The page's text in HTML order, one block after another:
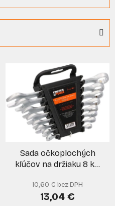
Sada očkoplochých
kľúčov na držiaku 8 ks,
FASTER TOOLS
10,60 € bez DPH
13,04 €